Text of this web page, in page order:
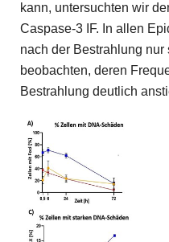
kann, unter­suchten wir
Caspase-3 IF. In allen
nach der Bestrahlung
beobachten, deren
Bestrahlung deutlich